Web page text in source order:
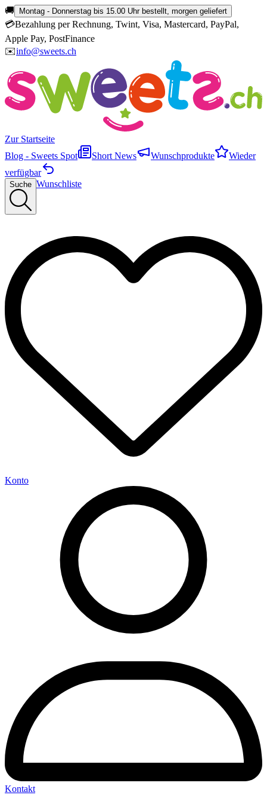
🚚 Montag - Donnerstag bis 15.00 Uhr bestellt, morgen geliefert
💳Bezahlung per Rechnung, Twint, Visa, Mastercard, PayPal,
Apple Pay, PostFinance
✉️info@sweets.ch
Zur Startseite
Blog - Sweets Spot
Short News Wunschprodukte
Wieder
verfügbar
Suche Wunschliste
Konto
Kontakt